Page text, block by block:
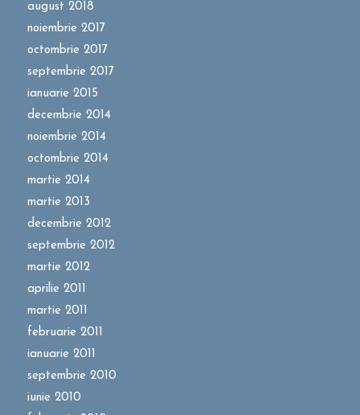
august 2018
noiembrie 2017
octombrie 2017
septembrie 2017
ianuarie 2015
decembrie 2014
noiembrie 2014
octombrie 2014
martie 2014
martie 2013
decembrie 2012
septembrie 2012
martie 2012
aprilie 2011
martie 2011
februarie 2011
ianuarie 2011
septembrie 2010
iunie 2010